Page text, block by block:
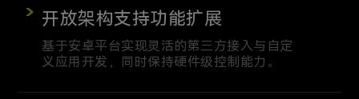
开放架构支持功能扩展
基于安卓平台实现灵活的第三方接入与自定
义应用开发，同时保持硬件级控制能力。